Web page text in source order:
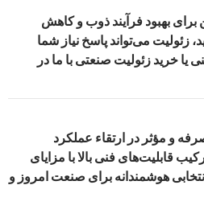
برای بهبود فرآیند ذوب و کاهش
می‌تواند پاسخ نیاز شما
یا خرید زئولیت صنعتی با ما در
و مؤثر در ارتقاء عملکرد
قابلیت‌های فنی بالا با مزایای
هوشمندانه برای صنعت امروز و